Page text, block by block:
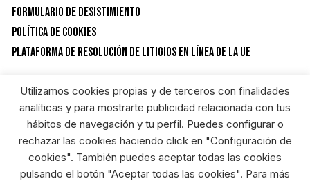
Formulario de desistimiento
Política de Cookies
Plataforma de resolución de litigios en línea de la UE
CATEGORÍAS DEL PRODUCTO
×
Ferreteria y bricolaje
Utilizamos cookies propias y de terceros con finalidades
analíticas y para mostrarte publicidad relacionada con tus
hábitos de navegación y tu perfil. Puedes configurar o
rechazar las cookies haciendo click en "Configuración de
cookies". También puedes aceptar todas las cookies
pulsando el botón "Aceptar todas las cookies". Para más